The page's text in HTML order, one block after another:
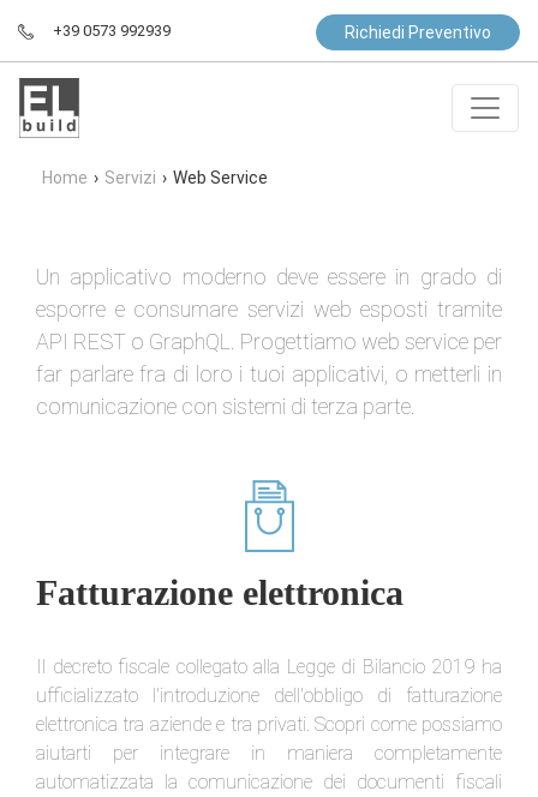
+39 0573 992939 Richiedi Preventivo
Home › Servizi › Web Service
Un applicativo moderno deve essere in grado di
esporre e consumare servizi web esposti tramite
API REST o GraphQL. Progettiamo web service per
far parlare fra di loro i tuoi applicativi, o metterli in
comunicazione con sistemi di terza parte.
Fatturazione elettronica
Il decreto fiscale collegato alla Legge di Bilancio 2019 ha
ufficializzato l'introduzione dell'obbligo di fatturazione
elettronica tra aziende e tra privati. Scopri come possiamo
aiutarti per integrare in maniera completamente
automatizzata la comunicazione dei documenti fiscali